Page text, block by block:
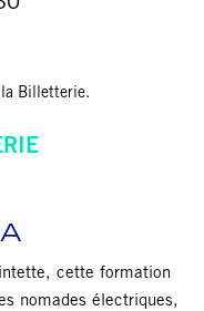
Billetterie.
cette formation
nomades électriques,